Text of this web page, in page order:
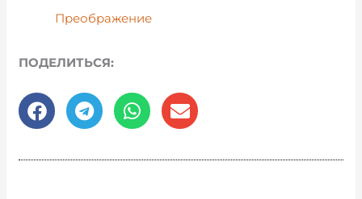
Преображение
ПОДЕЛИТЬСЯ: